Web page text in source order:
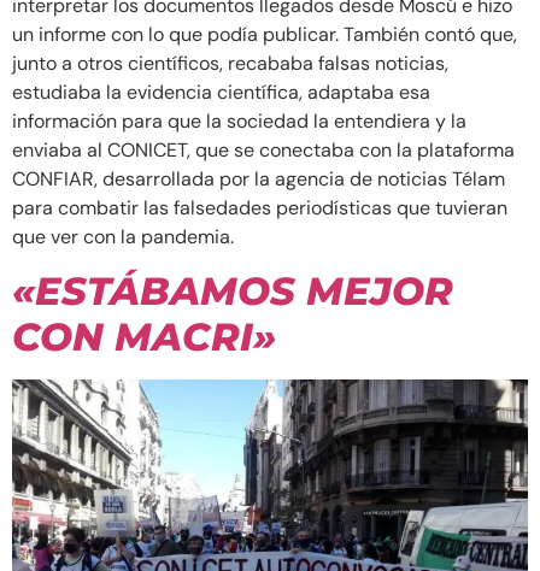
interpretar los documentos llegados desde Moscú e hizo
un informe con lo que podía publicar. También contó que,
junto a otros científicos, recababa falsas noticias,
estudiaba la evidencia científica, adaptaba esa
información para que la sociedad la entendiera y la
enviaba al CONICET, que se conectaba con la plataforma
CONFIAR, desarrollada por la agencia de noticias Télam
para combatir las falsedades periodísticas que tuvieran
que ver con la pandemia.
«ESTÁBAMOS MEJOR
CON MACRI»